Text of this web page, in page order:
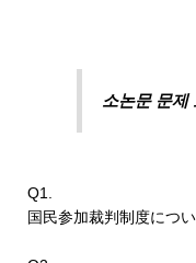
소논문 문제
Q1.
国民参加裁判制度につ